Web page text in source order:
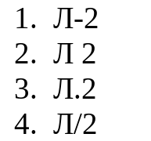
1. Л-2
2. Л 2
3. Л.2
4. Л/2